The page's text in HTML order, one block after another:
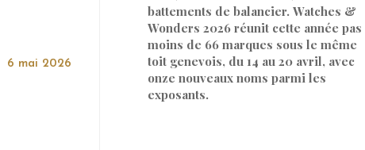
6 mai 2026
battements de balancier. Watches &
Wonders 2026 réunit cette année pas
moins de 66 marques sous le même
toit genevois, du 14 au 20 avril, avec
onze nouveaux noms parmi les
exposants.